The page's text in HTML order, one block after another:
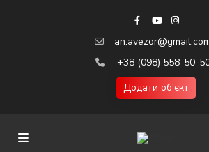
+38 (098) 558-50-
Додати об'єкт